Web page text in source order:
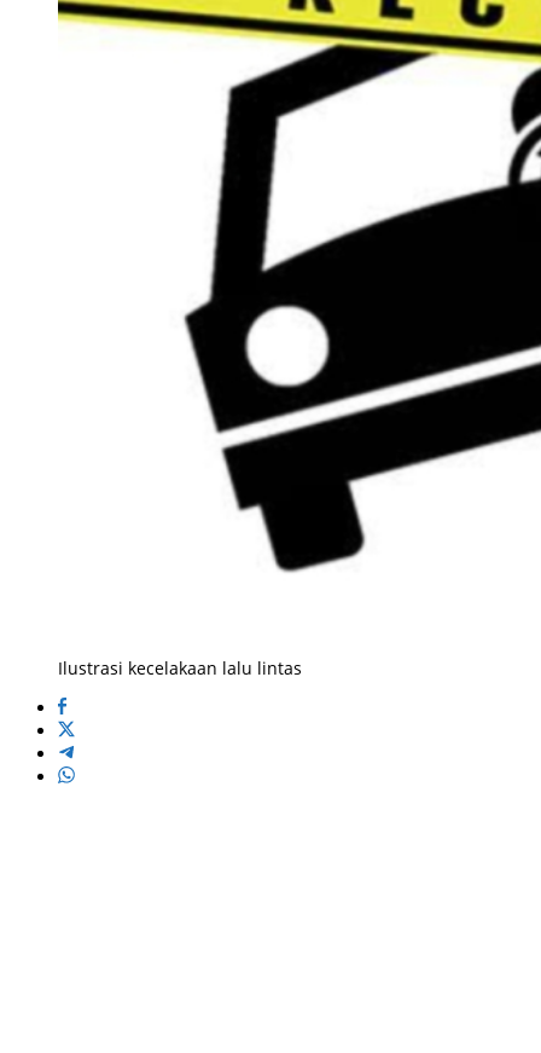
Ilustrasi kecelakaan lalu lintas